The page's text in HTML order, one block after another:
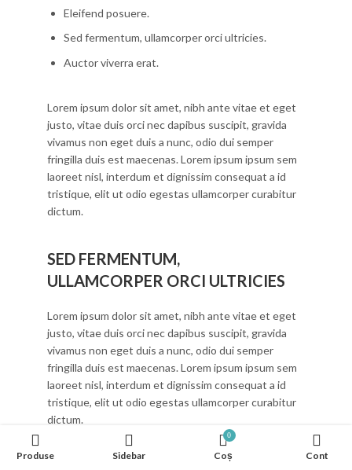
Eleifend posuere.
Sed fermentum, ullamcorper orci ultricies.
Auctor viverra erat.
Lorem ipsum dolor sit amet, nibh ante vitae et eget
justo, vitae duis orci nec dapibus suscipit, gravida
vivamus non eget duis a nunc, odio dui semper
fringilla duis est maecenas. Lorem ipsum ipsum sem
laoreet nisl, interdum et dignissim consequat a id
tristique, elit ut odio egestas ullamcorper curabitur
dictum.
SED FERMENTUM,
ULLAMCORPER ORCI ULTRICIES
Lorem ipsum dolor sit amet, nibh ante vitae et eget
justo, vitae duis orci nec dapibus suscipit, gravida
vivamus non eget duis a nunc, odio dui semper
fringilla duis est maecenas. Lorem ipsum ipsum sem
laoreet nisl, interdum et dignissim consequat a id
tristique, elit ut odio egestas ullamcorper curabitur
dictum.
Produse Sidebar
0
Coș Cont